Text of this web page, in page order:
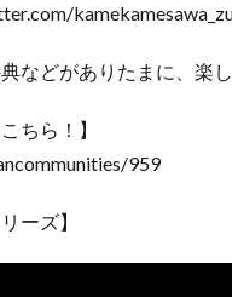
などがありたまに、楽
ちら！】
959
ーズ】